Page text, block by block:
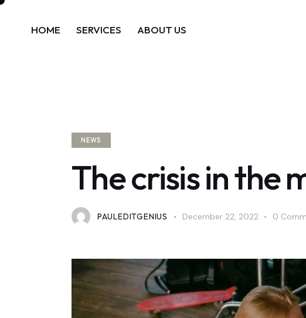
HOME SERVICES ABOUT US
NEWS
The crisis in the
PAULEDITGENIUS December 22, 2022 0